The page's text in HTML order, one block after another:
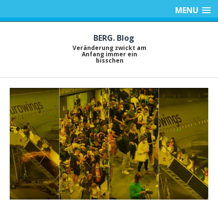
MENU
BERG. Blog
Veränderung zwickt am
Anfang immer ein
bisschen